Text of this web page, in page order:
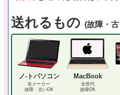
送れるもの (故障・
ノ-トパソコン
全メーカー
故障・古いOK
MacBook
全世代
故障OK